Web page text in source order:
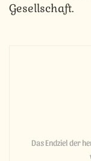
Gesellschaft.
Das Endziel der